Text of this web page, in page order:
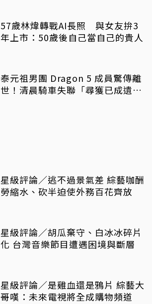
57歲林煒轉戰AI長照 與女友拚3
年上市：50歲後自己當自己的貴人
泰元祖男團 Dragon 5 成員驚傳離
世！清晨騎車失聯「尋獲已成遺
星級評論／逃不過景氣差 綜藝咖酬
勞縮水、砍半迫使外務百花齊放
星級評論／胡瓜棄守、白冰冰碎片
化 台灣音樂節目遭遇困境與斷層
星級評論／是雞血還是鴉片 綜藝大
哥嘆：未來電視將全成購物頻道